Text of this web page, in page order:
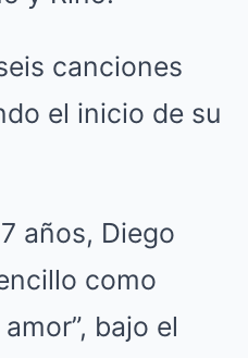
canciones
el inicio de su
años, Diego
como
bajo el